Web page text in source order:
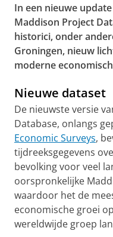
In een nieuwe
Maddison Project
historici, onder
Groningen, nieuw
moderne
Nieuwe dataset
De nieuwste versie
Database, onlangs
Economic Surveys,
tijdreeksgegevens
bevolking voor veel
oorspronkelijke
waardoor het de
economische groei
wereldwijde groep